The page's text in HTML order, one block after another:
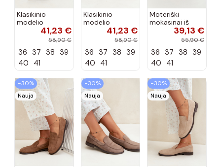
Klasikinio
modelio
aukštakulniai
šokolado
spalvos Nesha
41,23 €
58,90 €
36 37 38 39
40 41
Klasikinio
modelio
aukštakulniai
bordo spalvos
Nesha
41,23 €
58,90 €
36 37 38 39
40 41
Moteriški
mokasinai iš
dirbtinės
zomšos, bordo
39,13 €
55,90 €
36 37 38 39
40 41
−30%
Nauja
−30%
Nauja
−30%
Nauja